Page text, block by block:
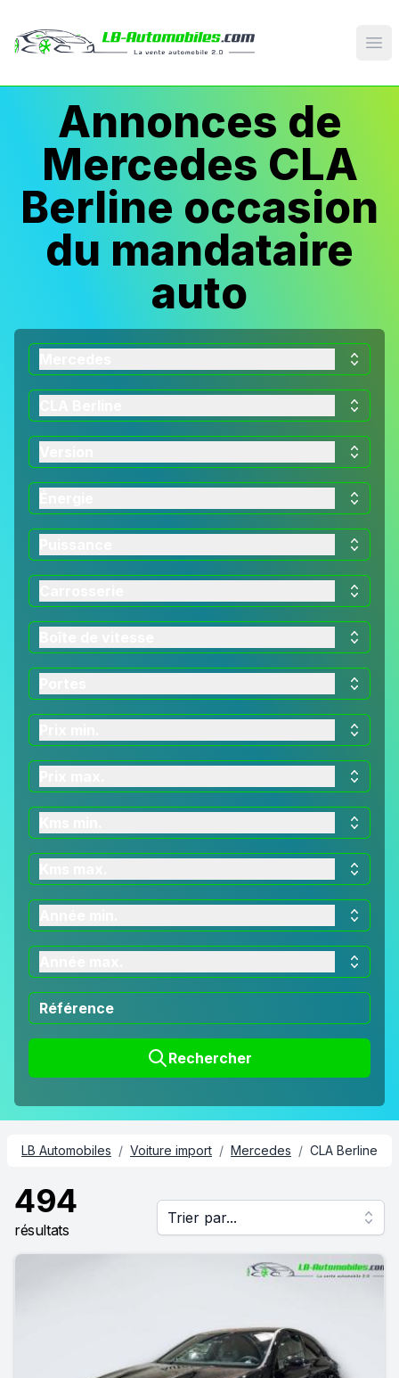
Annonces de
Mercedes CLA
Berline occasion
du mandataire
auto
Rechercher
LB Automobiles / Voiture import / Mercedes / CLA Berline
494
résultats
Trier par...